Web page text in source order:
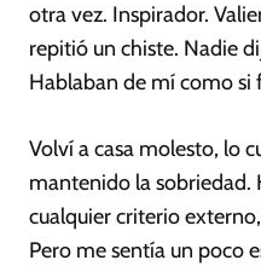
otra vez. Inspirador.
repitió un chiste. Nadie
Hablaban de mí como si
Volví a casa molesto, lo
mantenido la sobriedad.
cualquier criterio
Pero me sentía un poco